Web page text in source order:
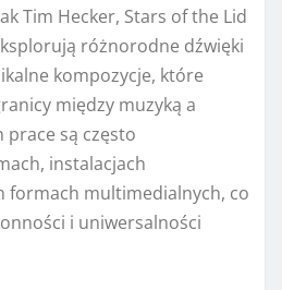
Tim Hecker, Stars of the Lid
różnorodne dźwięki
kompozycje, które
między muzyką a
prace są często
instalacjach
formach multimedialnych, co
i uniwersalności